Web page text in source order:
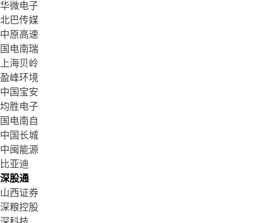
华微电子
北巴传媒
中原高速
国电南瑞
上海贝岭
盈峰环境
中国宝安
均胜电子
国电南自
中国长城
中闽能源
比亚迪
深股通
山西证券
深粮控股